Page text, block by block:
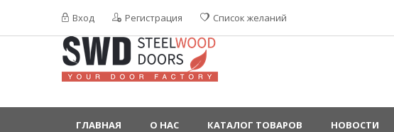
Вход Регистрация Список желаний
ГЛАВНАЯ О НАС КАТАЛОГ ТОВАРОВ НОВОСТИ